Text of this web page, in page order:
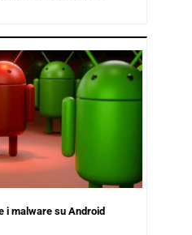
i malware su Android